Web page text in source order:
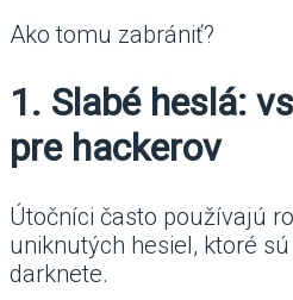
Ako tomu zabrániť?
1. Slabé heslá:
pre hackerov
Útočníci často používajú
uniknutých hesiel, ktoré
darknete.